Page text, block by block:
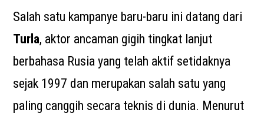
Salah satu kampanye baru-baru ini datang dari
Turla, aktor ancaman gigih tingkat lanjut
berbahasa Rusia yang telah aktif setidaknya
sejak 1997 dan merupakan salah satu yang
paling canggih secara teknis di dunia. Menurut